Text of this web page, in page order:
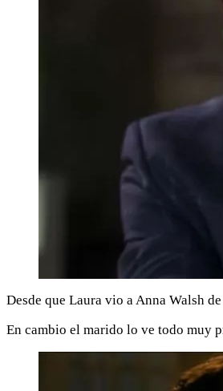
Desde que Laura vio a Anna Walsh
En cambio el marido lo ve todo muy